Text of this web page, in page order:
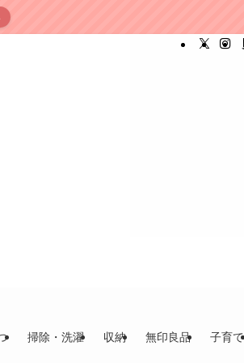
掃除・洗濯 収納 無印良品 子育て